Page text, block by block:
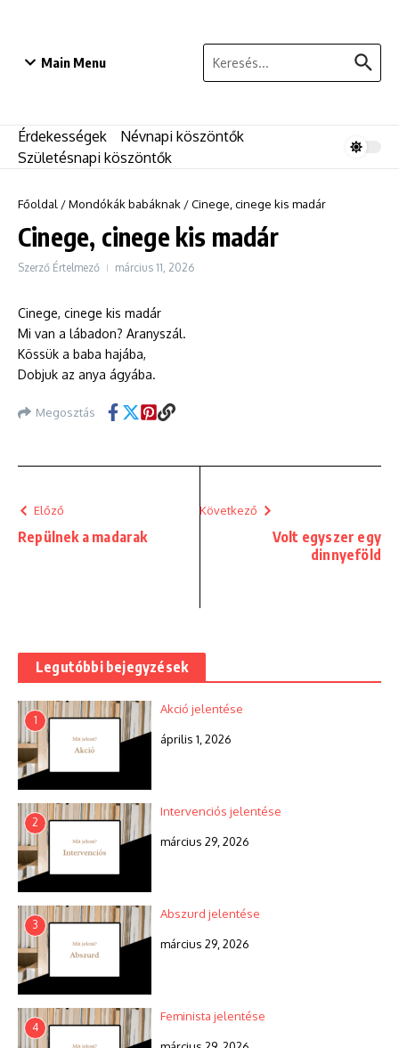
Main Menu
Keresés:
Érdekességek
Névnapi köszöntők
Születésnapi köszöntők
Főoldal /Mondókák babáknak /Cinege, cinege kis madár
Cinege, cinege kis madár
Szerző Értelmező március 11, 2026
Cinege, cinege kis madár
Mi van a lábadon? Aranyszál.
Kössük a baba hajába,
Dobjuk az anya ágyába.
Megosztás
Előző
Repülnek a madarak
Következő
Volt egyszer egy
dinnyeföld
Legutóbbi bejegyzések
1
Akció jelentése
április 1, 2026
2
Intervenciós jelentése
március 29, 2026
3
Abszurd jelentése
március 29, 2026
4
Feminista jelentése